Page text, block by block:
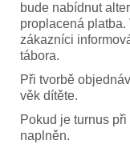
bude nabídnut
proplacená
zákazníci
tábora.
Při tvorbě
věk dítěte.
Pokud je turnus
naplněn.